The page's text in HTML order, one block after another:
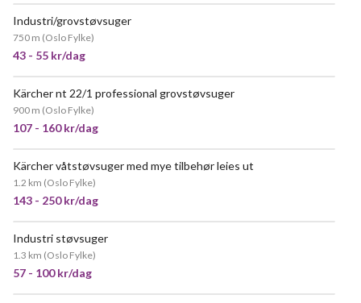
Industri/grovstøvsuger
750 m (Oslo Fylke)
43 - 55 kr/dag
Kärcher nt 22/1 professional grovstøvsuger
900 m (Oslo Fylke)
107 - 160 kr/dag
Kärcher våtstøvsuger med mye tilbehør leies ut
1.2 km (Oslo Fylke)
143 - 250 kr/dag
Industri støvsuger
1.3 km (Oslo Fylke)
57 - 100 kr/dag